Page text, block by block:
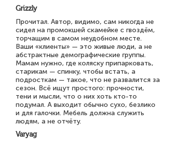
Grizzly
Прочитал. Автор, видимо, сам никогда не
сидел на промокшей скамейке с гвоздём,
торчащим в самом неудобном месте.
Ваши «клиенты» — это живые люди, а не
абстрактные демографические группы.
Мамам нужно, где коляску припарковать,
старикам — спинку, чтобы встать, а
подросткам — такое, что не развалится за
сезон. Всё ищут простого: прочности,
тени и мысли, что о них хоть кто-то
подумал. А выходит обычно сухо, безлико
и для галочки. Мебель должна служить
людям, а не отчёту.
Varyag